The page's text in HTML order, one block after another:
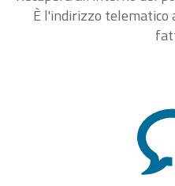
È l'indirizzo telematico